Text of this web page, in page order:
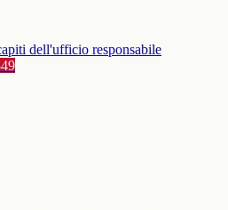
dell'ufficio responsabile